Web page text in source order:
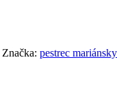
Značka: pestrec mariánsky